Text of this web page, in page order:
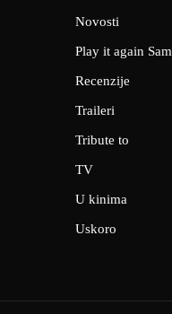
Novosti
Play it again Sam
Recenzije
Traileri
Tribute to
TV
U kinima
Uskoro